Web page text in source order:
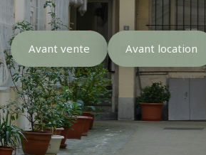
Avant vente Avant location